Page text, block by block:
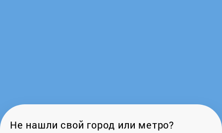
Не нашли свой город или метро?